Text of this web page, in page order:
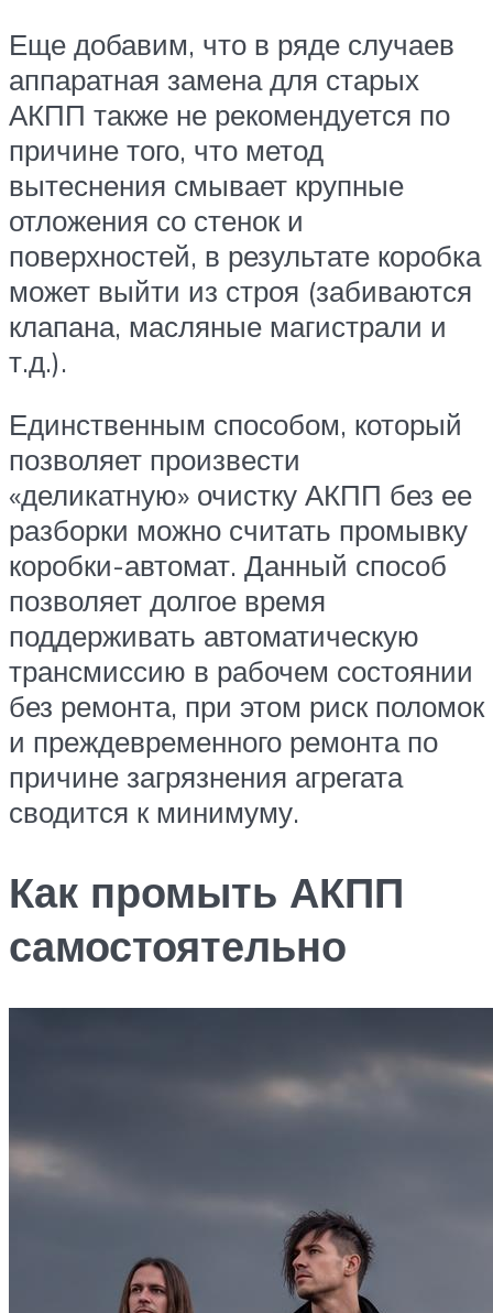
Еще добавим, что в ряде случаев
аппаратная замена для старых
АКПП также не рекомендуется по
причине того, что метод
вытеснения смывает крупные
отложения со стенок и
поверхностей, в результате коробка
может выйти из строя (забиваются
клапана, масляные магистрали и
т.д.).
Единственным способом, который
позволяет произвести
«деликатную» очистку АКПП без ее
разборки можно считать промывку
коробки-автомат. Данный способ
позволяет долгое время
поддерживать автоматическую
трансмиссию в рабочем состоянии
без ремонта, при этом риск поломок
и преждевременного ремонта по
причине загрязнения агрегата
сводится к минимуму.
Как промыть АКПП
самостоятельно